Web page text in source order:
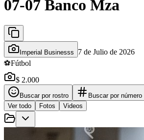
07-07 Banco Mza
Imperial Businesss
7 de Julio de 2026
⚽Fútbol
$ 2.000
Buscar por rostro
Buscar por número
Ver todo
Fotos Videos